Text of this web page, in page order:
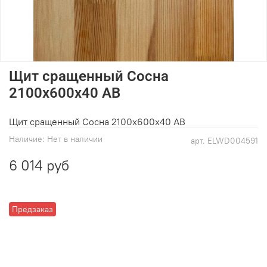
арт. ELWD004591
Наличие: Нет в наличии
Предзаказ
Щит сращенный Сосна
2100х600х40 АВ
6 014 руб
Щит сращенный Сосна 2100х600х40 АВ